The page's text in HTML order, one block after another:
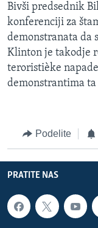
Bivši predsednik
konferenciji za
demonstranata da
Klinton je takodje
teroristièke
demonstrantima ta
Podelite
PRATITE NAS